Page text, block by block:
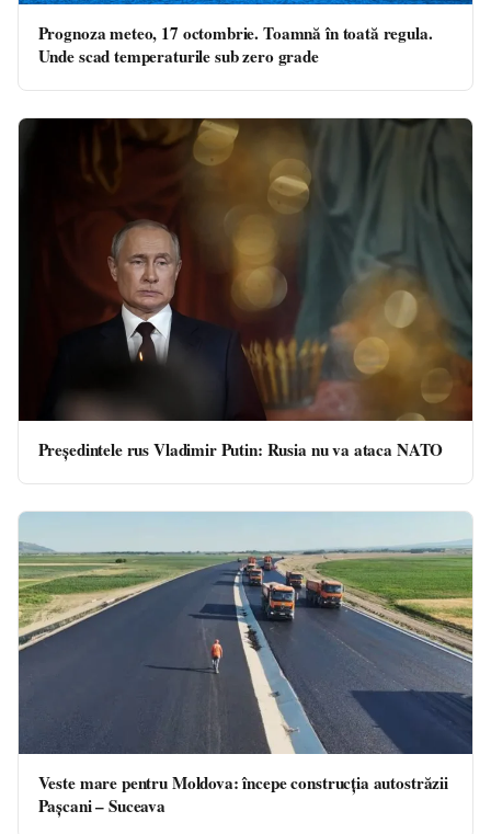
Prognoza meteo, 17 octombrie. Toamnă în toată regula.
Unde scad temperaturile sub zero grade
Preşedintele rus Vladimir Putin: Rusia nu va ataca NATO
Veste mare pentru Moldova: începe construcția autostrăzii
Pașcani – Suceava